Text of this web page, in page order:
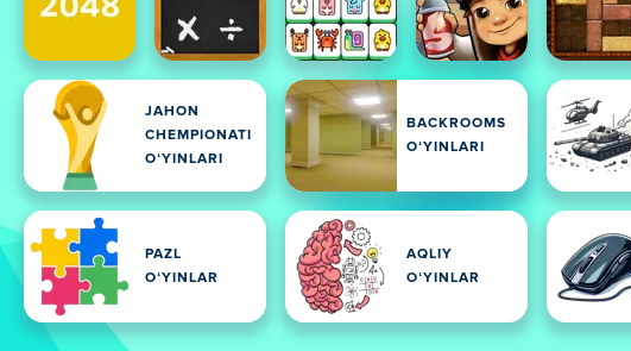
JAHON
CHEMPIONATI
OʻYINLARI
BACKROOMS
OʻYINLARI
PAZL
OʻYINLAR
AQLIY
OʻYINLAR